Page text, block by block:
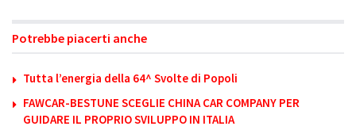
Potrebbe piacerti anche
Tutta l’energia della 64^ Svolte di Popoli
FAWCAR-BESTUNE SCEGLIE CHINA CAR COMPANY PER
GUIDARE IL PROPRIO SVILUPPO IN ITALIA